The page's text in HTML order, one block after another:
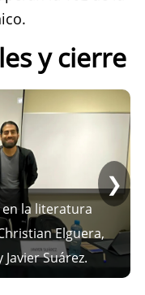
y cierre
la literatura
Elguera,
Suárez.
❯